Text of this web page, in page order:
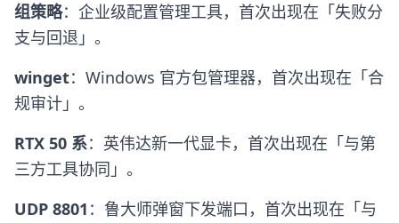
组策略：企业级配置管理工具，首次出现在「失败分
支与回退」。
winget：Windows 官方包管理器，首次出现在「合
规审计」。
RTX 50 系：英伟达新一代显卡，首次出现在「与第
三方工具协同」。
UDP 8801 ：鲁大师弹窗下发端口，首次出现在「与